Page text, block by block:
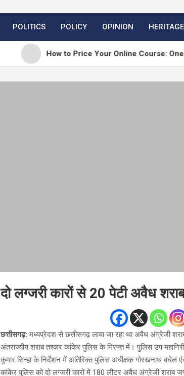
POLITICS POLICY OPINION HERITAGE
How to Price Your Online Course: One-Time
दो लग्जरी कारों से 20 पेटी अवैध
छत्तीसगढ़: मध्यप्रेदश से छत्तीसगढ़ लाया जा रहा था अवैध अंग्रेजी
अंतराज्यीय शराब तश्कर कांकेर पुलिस के गिरफ्त में। पुलिस उप
कुमार सिन्हा के निर्देशन में अतिरिक्त पुलिस अधीक्षक गोरखनाथ बघेल एंव
कांकेर पुलिस को दो लग्जरी कारों में 180 लीटर अवैध अंग्रेजी शराब